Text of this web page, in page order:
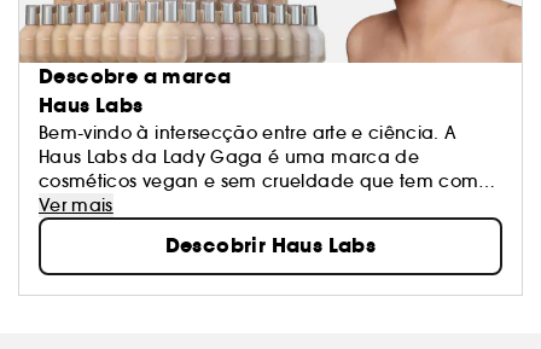
Descobre a marca
Haus Labs
Bem-vindo à intersecção entre arte e ciência. A
Haus Labs da Lady Gaga é uma marca de
cosméticos vegan e sem crueldade que tem como
objetivo espalhar bondade, coragem e criatividade
através de maquilhagem de alta tecnologia, alta
pigmentação e alto desempenho para todos.
Ver mais
Descobrir Haus Labs